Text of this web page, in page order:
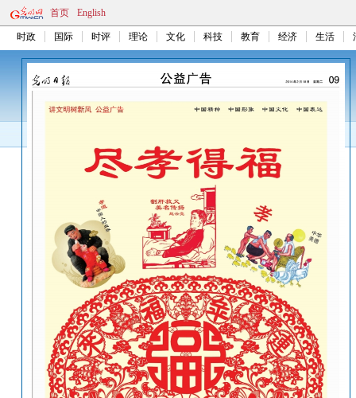
首页 English
时政 国际 时评 理论 文化 科技 教育 经济 生活